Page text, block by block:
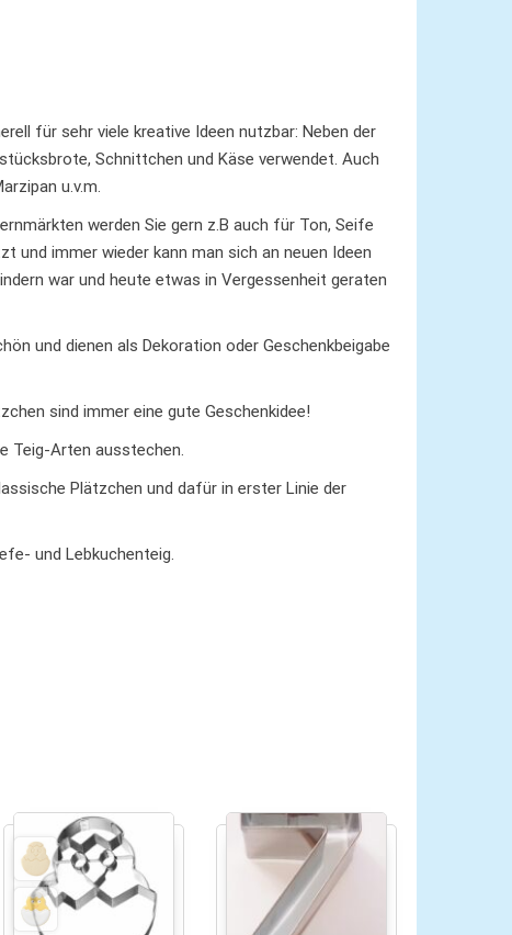
für sehr viele kreative Ideen nutzbar: Neben der
Schnittchen und Käse verwendet. Auch
u.v.m.
werden Sie gern z.B auch für Ton, Seife
und immer wieder kann man sich an neuen Ideen
war und heute etwas in Vergessenheit geraten
und dienen als Dekoration oder Geschenkbeigabe
sind immer eine gute Geschenkidee!
Teig-Arten ausstechen.
Plätzchen und dafür in erster Linie der
und Lebkuchenteig.